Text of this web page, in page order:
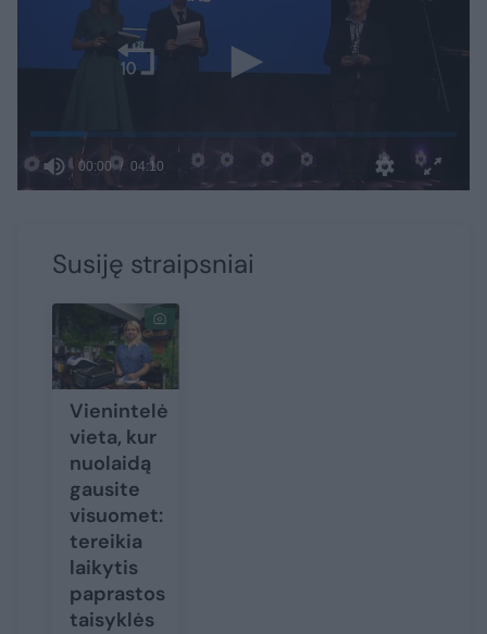
Susiję straipsniai
Vienintelė
vieta, kur
nuolaidą
gausite
visuomet:
tereikia
laikytis
paprastos
taisyklės